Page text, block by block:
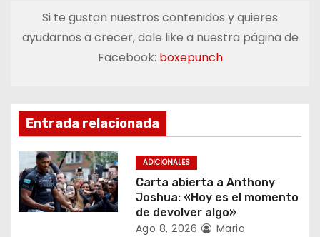
a
ó
n
d
e
Si te gustan nuestros contenidos y quieres
ayudarnos a crecer, dale like a nuestra página de
Facebook: boxepunch
Entrada relacionada
ADICIONALES
Carta abierta a Anthony
Joshua: «Hoy es el momento
de devolver algo»
Ago 8, 2026
Mario